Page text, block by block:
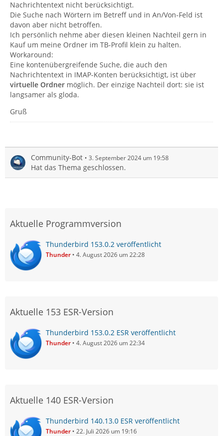
Nachrichtentext nicht berücksichtigt.
Die Suche nach Wörtern im Betreff und in An/Von-Feld ist
davon aber nicht betroffen.
Ich persönlich nehme aber diesen kleinen Nachteil gern in
Kauf um meine Ordner im TB-Profil klein zu halten.
Workaround:
Eine kontenübergreifende Suche, die auch den
Nachrichtentext in IMAP-Konten berücksichtigt, ist über
virtuelle Ordner möglich. Der einzige Nachteil dort: sie ist
langsamer als gloda.
Gruß
Community-Bot 3. September 2024 um 19:58
Hat das Thema geschlossen.
Aktuelle Programmversion
Thunderbird 153.0.2 veröffentlicht
Thunder 4. August 2026 um 22:28
Aktuelle 153 ESR-Version
Thunderbird 153.0.2 ESR veröffentlicht
Thunder 4. August 2026 um 22:34
Aktuelle 140 ESR-Version
Thunderbird 140.13.0 ESR veröffentlicht
Thunder 22. Juli 2026 um 19:16